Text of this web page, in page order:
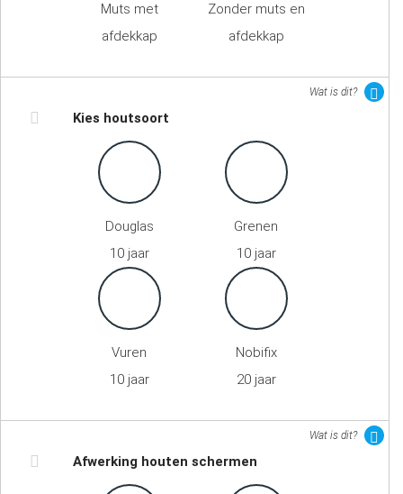
Muts met
afdekkap
Zonder muts en
afdekkap
Wat is dit?
Kies houtsoort
Douglas
10 jaar
Grenen
10 jaar
Vuren
10 jaar
Nobifix
20 jaar
Wat is dit?
Afwerking houten schermen